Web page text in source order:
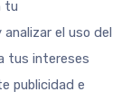
tu
el uso del
tus intereses
publicidad e